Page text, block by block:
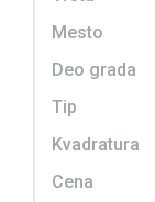
Mesto
Deo grada
Tip
Kvadratura
Cena